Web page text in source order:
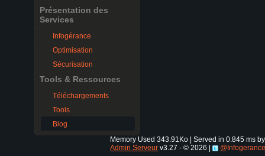
Présentation des
Services
Infogérance
Optimisation
Sécurisation
Tools & Ressources
Téléchargements
Tools
Blog
Memory Used 343.91Ko | Served in 0.845 ms
Admin Serveur v3.27 - © 2026 |